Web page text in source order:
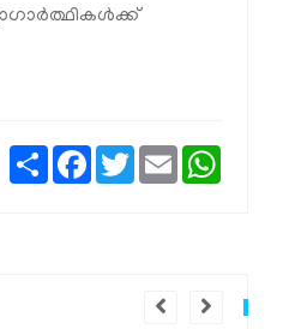
ShareFacebook
TwitterEmail